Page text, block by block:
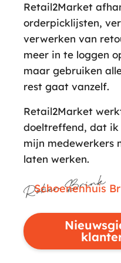
Retail2Market
orderpicklijsten,
verwerken van
meer in te loggen
maar gebruiken
rest gaat vanzelf.
Retail2Market
doeltreffend, dat
mijn medewerkers
laten werken.
Schoenenhuis